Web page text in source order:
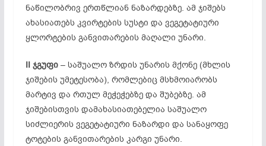
ნაწილობრივ ერთწლიან ნაზარდებზე. ამ ჯიშებს
ახასიათებს კვირტების სუსტი და ვეგეტატიური
ყლორტების განვითარების მაღალი უნარი.
II ჯგუფი– საშუალო ზრდის უნარის მქონე (მხლის
ჯიშების უმეტესობა), რომლებიც მსხმოიარობს
მარტივ და რთულ მეჭეჭებზე და შუბებზე. ამ
ჯიშებისთვის დამახასიათებელია საშუალო
სიძლიერის ვეგეტატიური ნაზარდი და სანაყოფე
ტოტების განვითარების კარგი უნარი.